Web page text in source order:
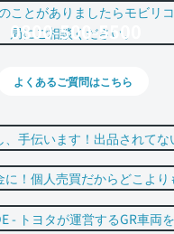
0800-500-5500
よくあるご質問はこちら